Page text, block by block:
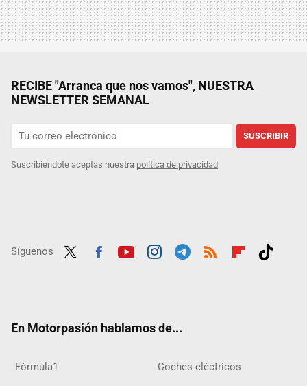
RECIBE "Arranca que nos vamos", NUESTRA
NEWSLETTER SEMANAL
SUSCRIBIR
Suscribiéndote aceptas nuestra política de privacidad
Síguenos
En Motorpasión hablamos de...
Fórmula1 Coches eléctricos